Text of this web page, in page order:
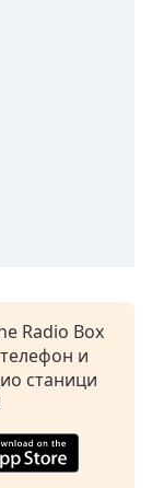
Radio Box
и
станици